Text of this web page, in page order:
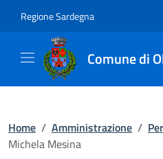
Regione Sardegna
Comune di
Home / Amministrazione /
Michela Mesina